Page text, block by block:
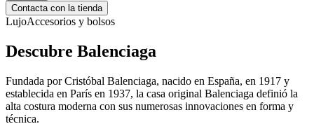
Contacta con la tienda
LujoAccesorios y bolsos
Descubre Balenciaga
Fundada por Cristóbal Balenciaga, nacido en España, en 1917 y
establecida en París en 1937, la casa original Balenciaga definió la
alta costura moderna con sus numerosas innovaciones en forma y
técnica.